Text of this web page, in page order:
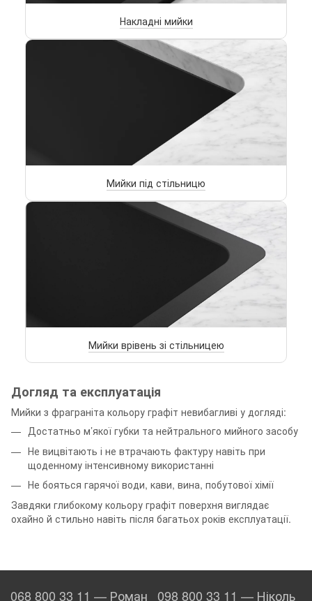
Накладні мийки
Мийки під стільницю
Мийки врівень зі стільницею
Догляд та експлуатація
Мийки з фраграніта кольору графіт невибагливі у догляді:
Достатньо м’якої губки та нейтрального мийного засобу
Не вицвітають і не втрачають фактуру навіть при
щоденному інтенсивному використанні
Не бояться гарячої води, кави, вина, побутової хімії
Завдяки глибокому кольору графіт поверхня виглядає
охайно й стильно навіть після багатьох років експлуатації.
068 800 33 11 — Роман 098 800 33 11 — Ніколь